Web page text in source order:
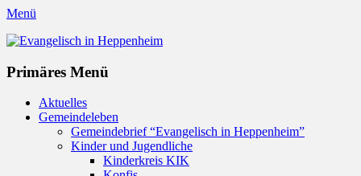
Menü
Evangelisch in Heppenheim
Primäres Menü
Zum
Inhalt
Aktuelles
Gemeindeleben
Gemeindebrief “Evangelisch in Heppenheim”
Kinder und Jugendliche
Kinderkreis KIK